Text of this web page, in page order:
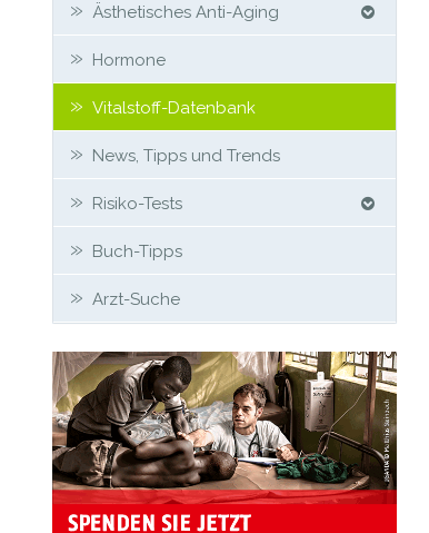
Ästhetisches Anti-Aging
Hormone
Vitalstoff-Datenbank
News, Tipps und Trends
Risiko-Tests
Buch-Tipps
Arzt-Suche